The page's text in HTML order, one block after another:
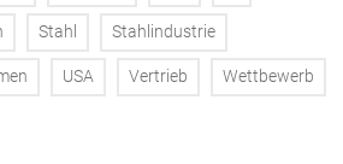
Stahl Stahlindustrie
USA Vertrieb Wettbewerb